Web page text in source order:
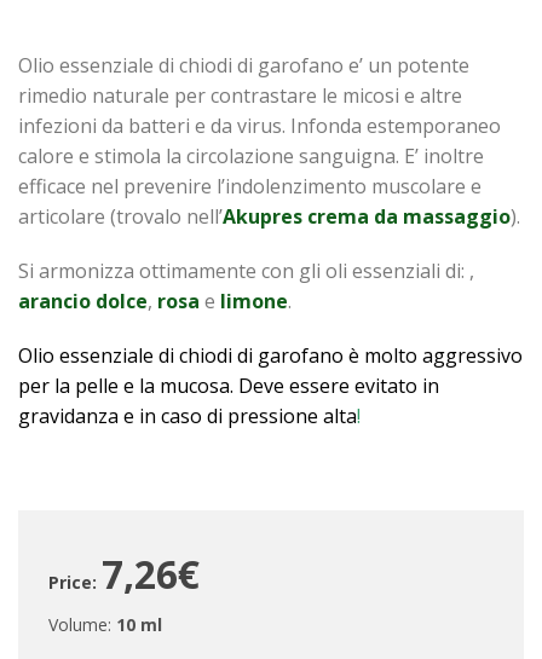
Olio essenziale di chiodi di garofano e’ un potente
rimedio naturale per contrastare le micosi e altre
infezioni da batteri e da virus. Infonda estemporaneo
calore e stimola la circolazione sanguigna. E’ inoltre
efficace nel prevenire l’indolenzimento muscolare e
articolare (trovalo nell’Akupres crema da massaggio).
Si armonizza ottimamente con gli oli essenziali di: ,
arancio dolce, rosa e limone.
Olio essenziale di chiodi di garofano è molto aggressivo
per la pelle e la mucosa. Deve essere evitato in
gravidanza e in caso di pressione alta!
Price: 7,26€
Volume: 10 ml